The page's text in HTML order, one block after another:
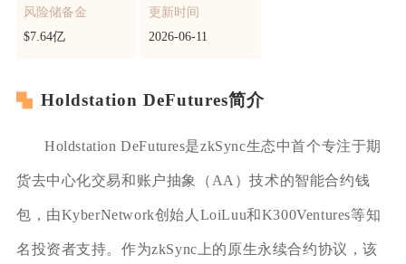
风险储备金
$7.64亿
更新时间
2026-06-11
Holdstation DeFutures简介
Holdstation DeFutures是zkSync生态中首个专注于期
货去中心化交易和账户抽象（AA）技术的智能合约钱
包，由KyberNetwork创始人LoiLuu和K300Ventures等知
名投资者支持。作为zkSync上的原生永续合约协议，该